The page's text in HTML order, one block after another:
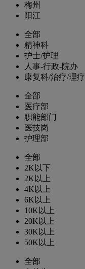
梅州
阳江
全部
精神科
护士/护理
人事-行政-院办
康复科/治疗/理疗
全部
医疗部
职能部门
医技岗
护理部
全部
2K以下
2K以上
4K以上
6K以上
10K以上
20K以上
30K以上
50K以上
全部